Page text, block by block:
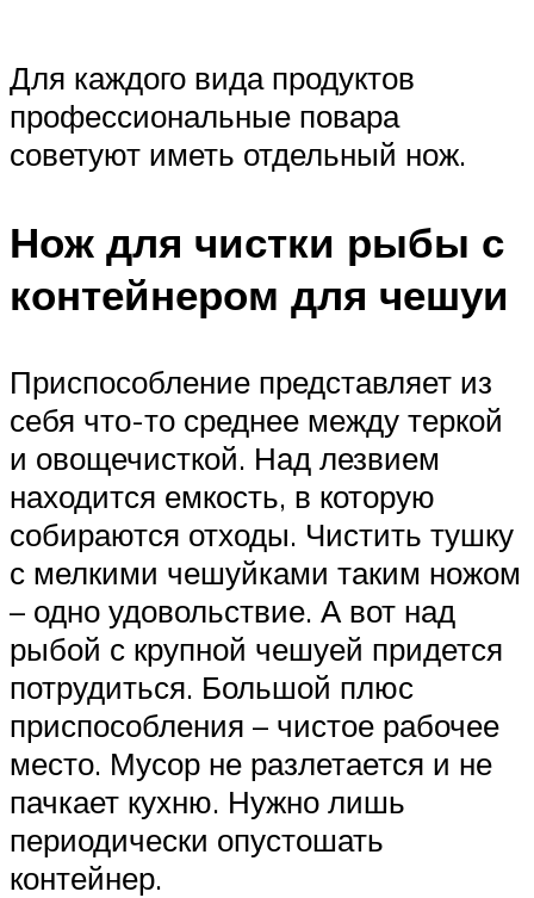
Для каждого вида продуктов
профессиональные повара
советуют иметь отдельный нож.
Нож для чистки рыбы с
контейнером для чешуи
Приспособление представляет из
себя что-то среднее между теркой
и овощечисткой. Над лезвием
находится емкость, в которую
собираются отходы. Чистить тушку
с мелкими чешуйками таким ножом
– одно удовольствие. А вот над
рыбой с крупной чешуей придется
потрудиться. Большой плюс
приспособления – чистое рабочее
место. Мусор не разлетается и не
пачкает кухню. Нужно лишь
периодически опустошать
контейнер.